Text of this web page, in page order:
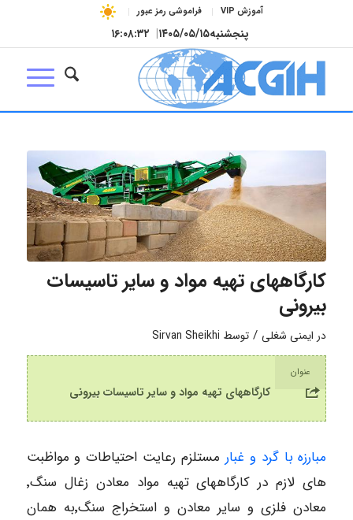
آموزش VIP فراموشی رمز عبور
پنجشنبه۱۴۰۵/۰۵/۱۵| ۱۶:۰۸:۳۳
کارگاههای تهیه مواد و سایر تاسیسات
بیرونی
در ایمنی شغلی / توسط Sirvan Sheikhi
عنوان
کارگاههای تهیه مواد و سایر تاسیسات بیرونی
مبارزه با گرد و غبار مستلزم رعایت احتیاطات و مواظبت
های لازم در کارگاههای تهیه مواد معادن زغال سنگ٬
معادن فلزی و سایر معادن و استخراج سنگ٬به همان